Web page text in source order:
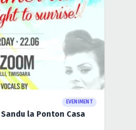
EVENIMENT
la Ponton Casa